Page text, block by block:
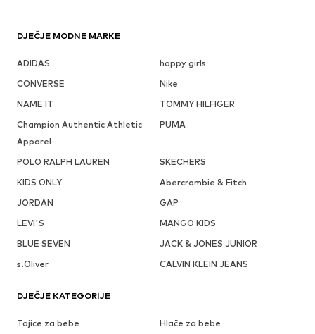
DJEČJE MODNE MARKE
ADIDAS
happy girls
CONVERSE
Nike
NAME IT
TOMMY HILFIGER
Champion Authentic Athletic
Apparel
PUMA
POLO RALPH LAUREN
SKECHERS
KIDS ONLY
Abercrombie & Fitch
JORDAN
GAP
LEVI'S
MANGO KIDS
BLUE SEVEN
JACK & JONES JUNIOR
s.Oliver
CALVIN KLEIN JEANS
DJEČJE KATEGORIJE
Tajice za bebe
Hlače za bebe